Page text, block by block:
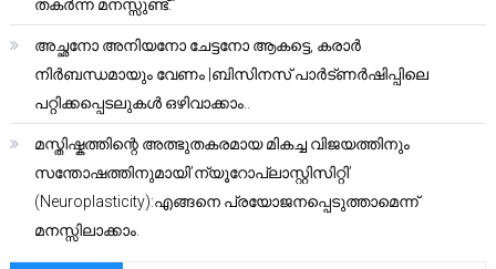
തകർന്ന മനസ്സുണ്ട്.”
അച്ഛനോ അനിയനോ ചേട്ടനോ ആകട്ടെ, കരാർ
നിർബന്ധമായും വേണം |ബിസിനസ് പാർട്ണർഷിപ്പിലെ
പറ്റിക്കപ്പെടലുകൾ ഒഴിവാക്കാം..
മസ്തിഷ്കത്തിന്റെ അത്ഭുതകരമായ മികച്ച വിജയത്തിനും
സന്തോഷത്തിനുമായി’ന്യൂറോപ്ലാസ്റ്റിസിറ്റി’
(Neuroplasticity):എങ്ങനെ പ്രയോജനപ്പെടുത്താമെന്ന്
മനസ്സിലാക്കാം.